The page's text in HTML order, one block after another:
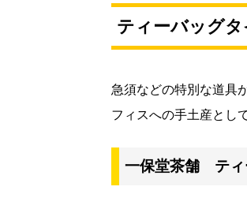
ティーバッグ
急須などの特別な道具
フィスへの手土産とし
一保堂茶舗 ティ